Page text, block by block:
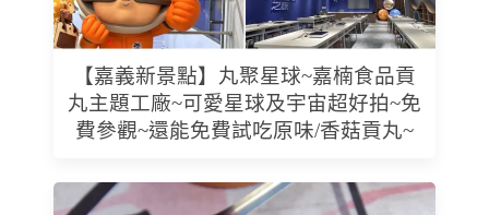
【嘉義新景點】丸聚星球~嘉楠食品貢
丸主題工廠~可愛星球及宇宙超好拍~免
費參觀~還能免費試吃原味/香菇貢丸~